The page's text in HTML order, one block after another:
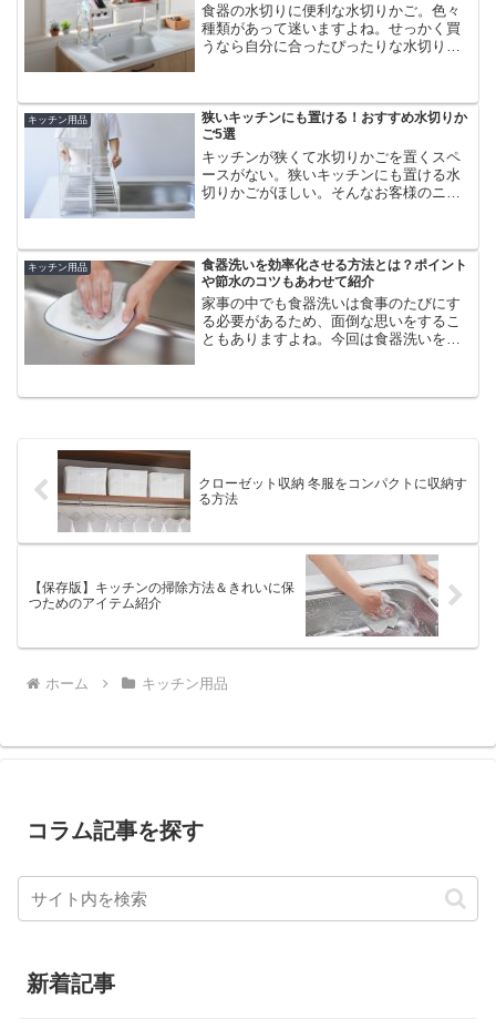
食器の水切りに便利な水切りかご。色々
種類があって迷いますよね。せっかく買
うなら自分に合ったぴったりな水切りか
キッチン用品
狭いキッチンにも置ける！おすすめ水切りか
ご5選
キッチンが狭くて水切りかごを置くスペ
ースがない。狭いキッチンにも置ける水
切りかごがほしい。そんなお客様のニー
におすすめの5種類をご紹介します。
キッチン用品
食器洗いを効率化させる方法とは？ポイント
や節水のコツもあわせて紹介
家事の中でも食器洗いは食事のたびにす
る必要があるため、面倒な思いをするこ
ともありますよね。今回は食器洗いを効
クローゼット収納 冬服をコンパクトに収納す
る方法
【保存版】キッチンの掃除方法＆きれいに保
つためのアイテム紹介
ホーム キッチン用品
コラム記事を探す
新着記事